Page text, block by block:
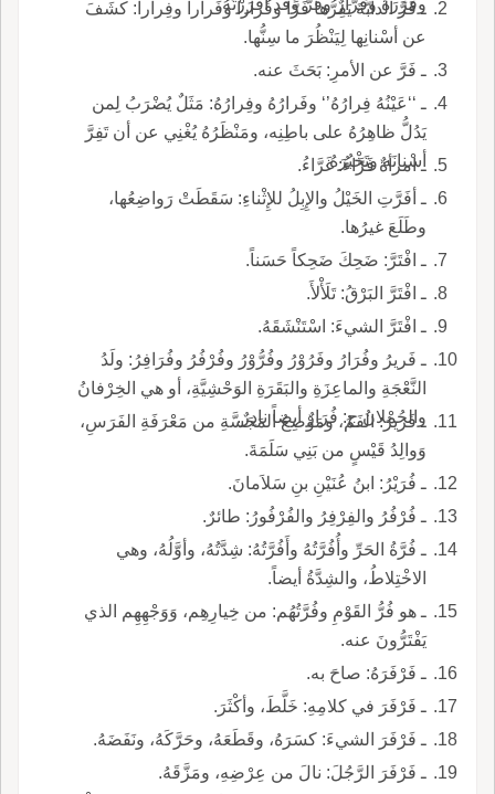
ـ فَرَّ الدابَّةَ يَفِرُّها فَرًّا وفُراراً وفَراراً وفِراراً: كشَفَ
عن أسْنانِها لِيَنْظُرَ ما سِنُّها.
ـ فَرَّ عن الأمرِ: بَحَثَ عنه.
ـ ‘‘عَيْنُهُ فِرارُهُ’‘ وفَرارُهُ وفِرارُهُ: مَثَلٌ يُضْرَبُ لِمن
يَدُلُّ ظاهِرُهُ على باطِنِه، ومَنْظَرُهُ يُغْنِي عن أن تَفِرَّ
أسْنانَه وتَخْبُرَهُ.
ـ امرأةٌ فَرَّاءُ: غَرَّاءُ.
ـ أفَرَّتِ الخَيْلُ والإِبِلُ للإِثْناءِ: سَقَطَتْ رَواضِعُها،
وطَلَعَ غيرُها.
ـ افْتَرَّ: ضَحِكَ ضَحِكاً حَسَناً.
ـ افْتَرَّ البَرْقُ: تَلَأْلأَ.
ـ افْتَرَّ الشيءَ: اسْتَنْشَقَهُ.
ـ فَريرُ وفُرَارُ وفَرُوْرُ وفُرُّوْرُ وفُرْفُرُ وفُرَافِرُ: ولَدُ
النَّعْجَةِ والماعِزَةِ والبَقَرَةِ الوَحْشِيَّةِ، أو هي الخِرْفانُ
والحُمْلانُ ج: فُرَارٌ أيضاً نادِرٌ.
ـ فَريرُ: الفَمُ، ومَوْضِعُ المَجَسَّةِ من مَعْرَفَةِ الفَرَسِ،
وَوالِدُ قَيْسٍ من بَنِي سَلَمَةَ.
ـ فُرَيْرُ: ابنُ عُنَيْنِ بنِ سَلاَمانَ.
ـ فُرْفُرُ والفِرْفِرُ والفُرْفُورُ: طائرٌ.
ـ فُرَّةُ الحَرِّ وأُفُرَّتُهُ وأَفُرَّتُهُ: شِدَّتُهُ، وأوَّلُهُ، وهي
الاخْتِلاطُ، والشِدَّةُ أيضاً.
ـ هو فُرُّ القَوْمِ وفُرَّتُهُم: من خِيارِهِم، وَوَجْهِهِم الذي
يَفْتَرُّونَ عنه.
ـ فَرْفَرَهُ: صاحَ به.
ـ فَرْفَرَ في كلامِهِ: خَلَّطَ، وأكْثَرَ.
ـ فَرْفَرَ الشيءَ: كسَرَهُ، وقَطَعَهُ، وحَرَّكَهُ، ونَفَضَهُ.
ـ فَرْفَرَ الرَّجُلَ: نالَ من عِرْضِهِ، ومَزَّقَهُ.